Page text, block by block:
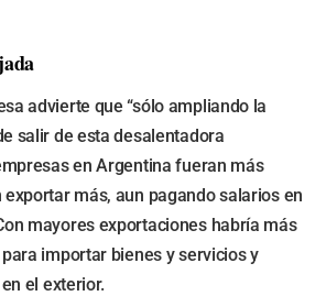
advierte que “sólo ampliando la
salir de esta desalentadora
en Argentina fueran más
más, aun pagando salarios en
mayores exportaciones habría más
importar bienes y servicios y
el exterior.